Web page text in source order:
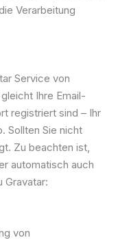
Verarbeitung
Service von
Ihre Email-
registriert sind – Ihr
Sollten Sie nicht
Zu beachten ist,
automatisch auch
Gravatar:
von